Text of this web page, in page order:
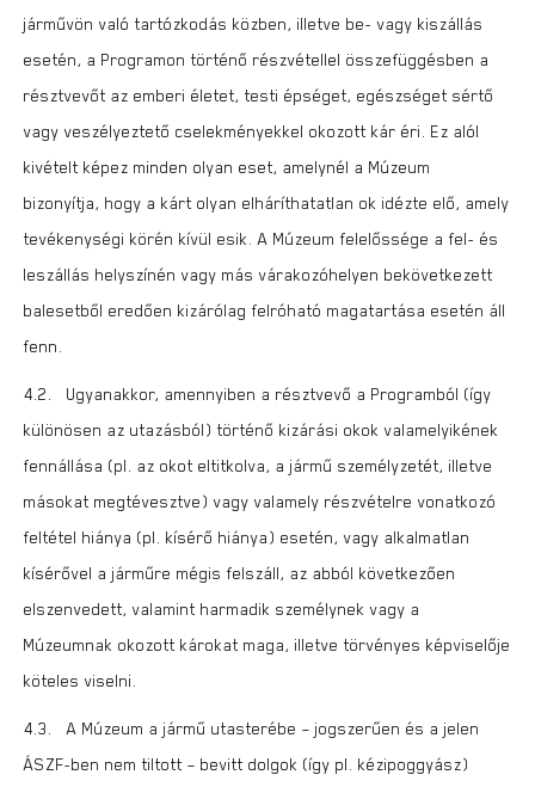
járművön való tartózkodás közben, illetve be- vagy kiszállás
esetén, a Programon történő részvétellel összefüggésben a
résztvevőt az emberi életet, testi épséget, egészséget sértő
vagy veszélyeztető cselekményekkel okozott kár éri. Ez alól
kivételt képez minden olyan eset, amelynél a Múzeum
bizonyítja, hogy a kárt olyan elháríthatatlan ok idézte elő, amely
tevékenységi körén kívül esik. A Múzeum felelőssége a fel- és
leszállás helyszínén vagy más várakozóhelyen bekövetkezett
balesetből eredően kizárólag felróható magatartása esetén áll
fenn.
4.2. Ugyanakkor, amennyiben a résztvevő a Programból (így
különösen az utazásból) történő kizárási okok valamelyikének
fennállása (pl. az okot eltitkolva, a jármű személyzetét, illetve
másokat megtévesztve) vagy valamely részvételre vonatkozó
feltétel hiánya (pl. kísérő hiánya) esetén, vagy alkalmatlan
kísérővel a járműre mégis felszáll, az abból következően
elszenvedett, valamint harmadik személynek vagy a
Múzeumnak okozott károkat maga, illetve törvényes képviselője
köteles viselni.
4.3. A Múzeum a jármű utasterébe – jogszerűen és a jelen
ÁSZF-ben nem tiltott – bevitt dolgok (így pl. kézipoggyász)